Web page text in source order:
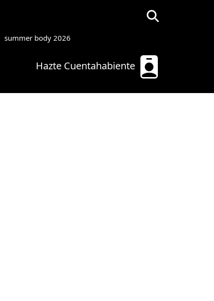
Hazte Cuentahabiente
summer body 2026